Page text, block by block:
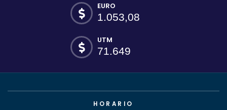
EURO
1.053,08
UTM
71.649
HORARIO